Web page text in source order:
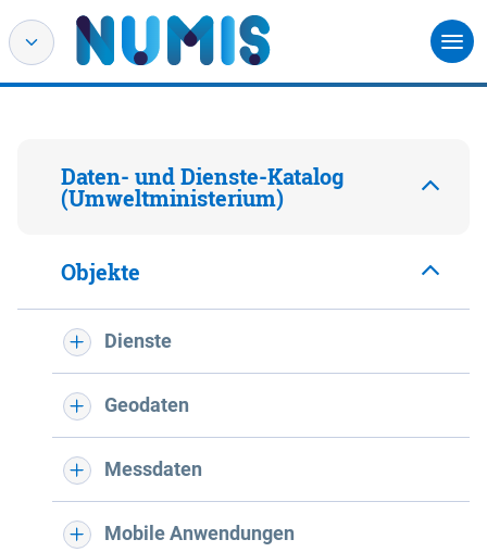
Daten- und Dienste-Katalog
(Umweltministerium)
Objekte
Dienste
Geodaten
Messdaten
Mobile Anwendungen